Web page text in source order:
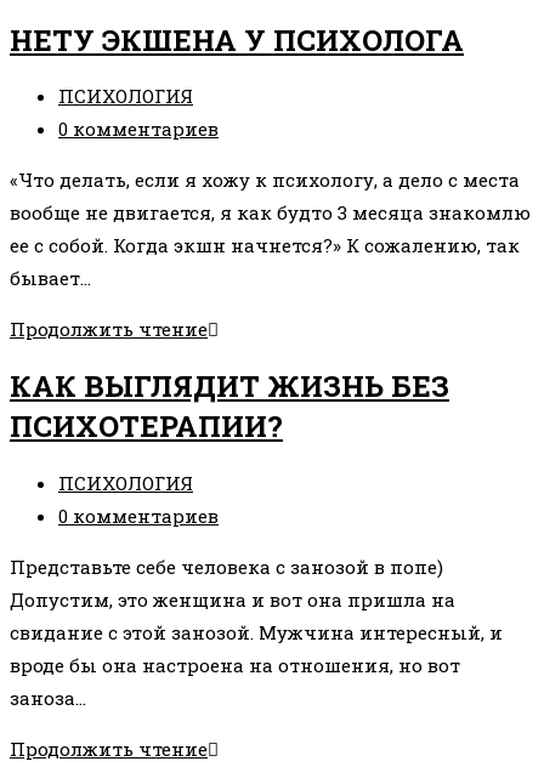
ГОВОРЯТ
ЧТО
ПОРА
ОБРАТИТЬСЯ
К
НЕТУ ЭКШЕНА У ПСИХОЛОГА
Рубрика
записи:
ПСИХОЛОГИЯ
Комментарии
записи:
0 комментариев
«Что делать, если я хожу к психологу, а дело с места
вообще не двигается, я как будто 3 месяца знакомлю
ее с собой. Когда экшн начнется?» К сожалению, так
бывает…
Продолжить чтениеНЕТУ
У
ПСИХОЛОГА
КАК ВЫГЛЯДИТ ЖИЗНЬ БЕЗ
ПСИХОТЕРАПИИ?
Рубрика
записи:
ПСИХОЛОГИЯ
Комментарии
записи:
0 комментариев
Представьте себе человека с занозой в попе)
Допустим, это женщина и вот она пришла на
свидание с этой занозой. Мужчина интересный, и
вроде бы она настроена на отношения, но вот
заноза…
Продолжить чтениеКАК